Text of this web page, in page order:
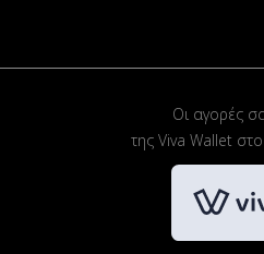
Οι αγορές
της Viva Wallet